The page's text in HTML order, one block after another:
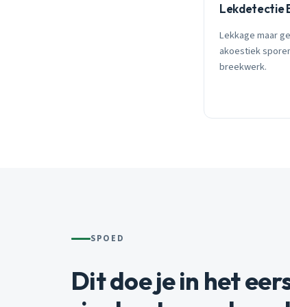
Lekdetectie
Lekkage maar
akoestiek
breekwerk.
SPOED
Dit doe je in het